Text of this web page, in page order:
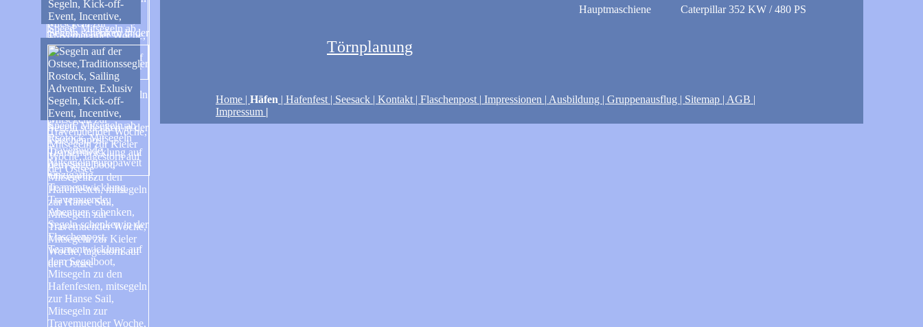
Home | Häfen | Hafenfest | Seesack | Kontakt | Flaschenpost | Impressionen | Ausbildung | Gruppenausflug | Sitemap | AGB |
Impressum |
Hauptmaschiene
Caterpillar 352 KW / 480 PS
Törnplanung